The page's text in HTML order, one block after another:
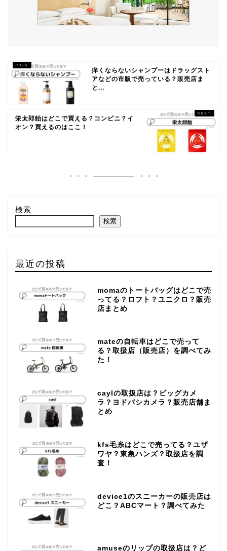
痒くならないシャンプーはドラッグスト
アなどの市販で売っている？販売店ま
と...
栄太郎飴はどこで買える？コンビニ？イ
オン？買えるのはここ！
検索
検索
最近の投稿
momaのトートバッグはどこで売
ってる？ロフト？ユニクロ？販売
店まとめ
mateの自転車はどこで売って
る？取扱店（販売店）を調べてみ
た！
caylの取扱店は？ビッグカメ
ラ？ヨドバシカメラ？販売店舗ま
とめ
kfs毛糸はどこで売ってる？ユザ
ワヤ？東急ハンズ？取扱店を調
査！
device1のスニーカーの販売店は
どこ？ABCマート？調べてみた
amuseのリップの取扱店は？ど